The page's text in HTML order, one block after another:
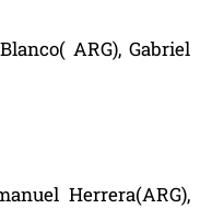
ARG), Gabriel
Herrera(ARG),